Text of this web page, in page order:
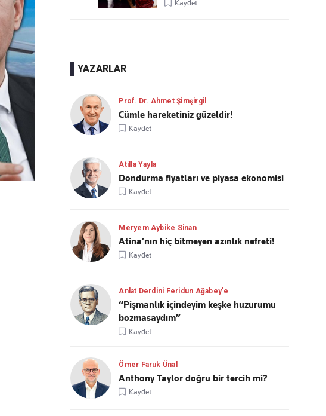
Kaydet
YAZARLAR
Prof. Dr. Ahmet Şimşirgil
Cümle hareketiniz güzeldir!
Kaydet
Atilla Yayla
Dondurma fiyatları ve piyasa ekonomisi
Kaydet
Meryem Aybike Sinan
Atina’nın hiç bitmeyen azınlık nefreti!
Kaydet
Anlat Derdini Feridun Ağabey'e
“Pişmanlık içindeyim keşke huzurumu
bozmasaydım”
Kaydet
Ömer Faruk Ünal
Anthony Taylor doğru bir tercih mi?
Kaydet